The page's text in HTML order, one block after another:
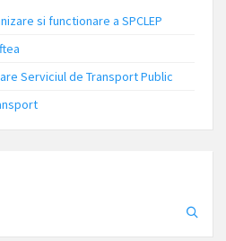
si functionare a SPCLEP
Serviciul de Transport Public